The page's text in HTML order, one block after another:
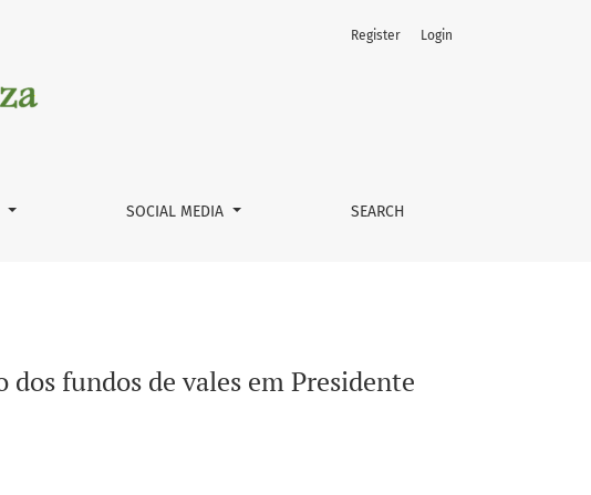
Prudente-SP
SOCIAL MEDIA SEARCH
Register Login
fundos de vales em Presidente